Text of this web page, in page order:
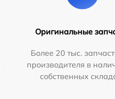
Оригинальные
Более 20 тыс.
производителя в
собственных